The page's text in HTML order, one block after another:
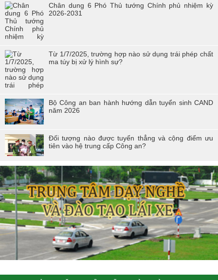
Hội thi “Người chiến sĩ Cảnh sát thanh lịch, tài năng” lần thứ 2 năm
2017.
Chân dung 6 Phó Thủ tướng Chính phủ nhiệm kỳ
2026-2031
Từ 1/7/2025, trường hợp nào sử dụng trái phép chất
ma túy bị xử lý hình sự?
Bộ Công an ban hành hướng dẫn tuyển sinh CAND
năm 2026
Đối tượng nào được tuyển thẳng và cộng điểm ưu
tiên vào hệ trung cấp Công an?